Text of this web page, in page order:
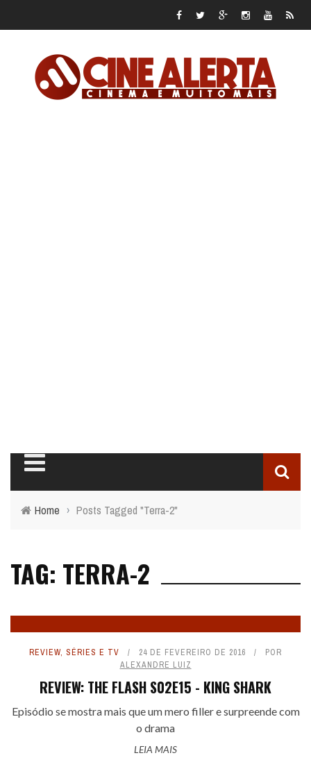
Home › Posts Tagged "Terra-2"
TAG: TERRA-2
REVIEW, SÉRIES E TV 24 DE FEVEREIRO DE 2016
POR
ALEXANDRE LUIZ
REVIEW: THE FLASH S02E15 - KING SHARK
Episódio se mostra mais que um mero filler e surpreende com
o drama
LEIA MAIS